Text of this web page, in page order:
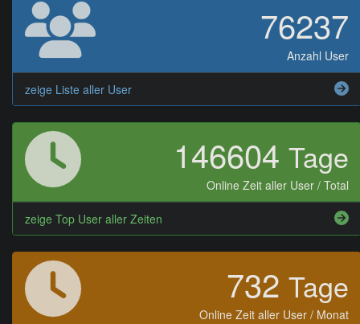
76237
Anzahl User
zeige Liste aller User
146604 Tage
Online Zeit aller User / Total
zeige Top User aller Zeiten
732 Tage
Online Zeit aller User / Monat